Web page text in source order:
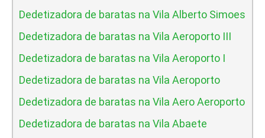
Dedetizadora de baratas na Vila Alberto Simoes
Dedetizadora de baratas na Vila Aeroporto III
Dedetizadora de baratas na Vila Aeroporto I
Dedetizadora de baratas na Vila Aeroporto
Dedetizadora de baratas na Vila Aero Aeroporto
Dedetizadora de baratas na Vila Abaete